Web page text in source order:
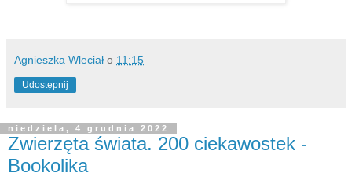
Agnieszka Wleciał o 11:15
Udostępnij
niedziela, 4 grudnia 2022
Zwierzęta świata. 200 ciekawostek -
Bookolika